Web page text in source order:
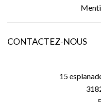
CONTACTEZ-NOUS
15